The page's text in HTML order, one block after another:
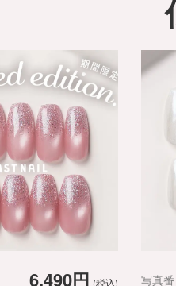
6,490円 (税込) 写真